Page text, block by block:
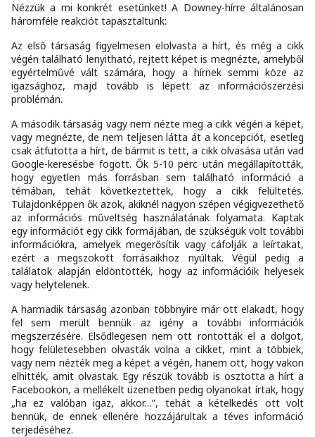
Nézzük a mi konkrét esetünket! A Downey-hírre általánosan
háromféle reakciót tapasztaltunk:
Az első társaság figyelmesen elolvasta a hírt, és még a cikk
végén található lenyitható, rejtett képet is megnézte, amelyből
egyértelművé vált számára, hogy a hírnek semmi köze az
igazsághoz, majd tovább is lépett az információszerzési
problémán.
A második társaság vagy nem nézte meg a cikk végén a képet,
vagy megnézte, de nem teljesen látta át a koncepciót, esetleg
csak átfutotta a hírt, de bármit is tett, a cikk olvasása után vad
Google-keresésbe fogott. Ők 5-10 perc után megállapították,
hogy egyetlen más forrásban sem található információ a
témában, tehát következtettek, hogy a cikk felültetés.
Tulajdonképpen ők azok, akiknél nagyon szépen végigvezethető
az információs műveltség használatának folyamata. Kaptak
egy információt egy cikk formájában, de szükségük volt további
információkra, amelyek megerősítik vagy cáfolják a leírtakat,
ezért a megszokott forrásaikhoz nyúltak. Végül pedig a
találatok alapján eldöntötték, hogy az információik helyesek
vagy helytelenek.
A harmadik társaság azonban többnyire már ott elakadt, hogy
fel sem merült bennük az igény a további információk
megszerzésére. Elsődlegesen nem ott rontották el a dolgot,
hogy felületesebben olvasták volna a cikket, mint a többiek,
vagy nem nézték meg a képet a végén, hanem ott, hogy vakon
elhitték, amit olvastak. Egy részük tovább is osztotta a hírt a
Facebookon, a mellékelt üzenetben pedig olyanokat írtak, hogy
„ha ez valóban igaz, akkor…”, tehát a kételkedés ott volt
bennük, de ennek ellenére hozzájárultak a téves információ
terjedéséhez.